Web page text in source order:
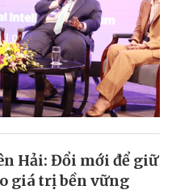
Hải: Đổi mới để giữ
giá trị bền vững